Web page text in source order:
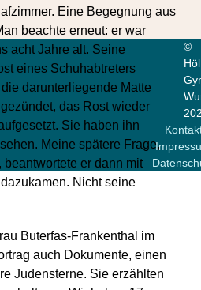
Eine Begegnung aus
beachte erneut: er war
acht Jahre alt. Seine
eines Schuhabtreters
darunterliegende Matte
das Rost wieder
Sie haben ihn
Meine spätere Frage,
er dann mit
Nicht seine
Buterfas-Frankenthal im
auch Dokumente, einen
Judensterne. Sie erzählten
©